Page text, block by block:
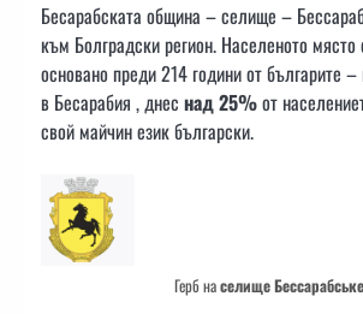
Бесарабската община – селище –
към Болградски регион. Населеното място
основано преди 214 години от българите
в Бесарабия , днес над 25%от
свой майчин език български.
Герб населище Бессарабське